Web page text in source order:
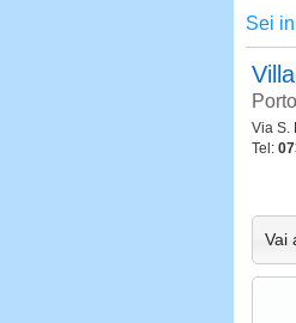
Sei
Via S.
Tel:
Vai